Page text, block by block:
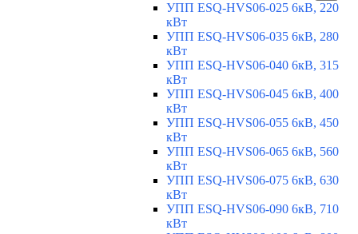
УПП ESQ-HVS06-025 6кВ, 220
кВт
УПП ESQ-HVS06-035 6кВ, 280
кВт
УПП ESQ-HVS06-040 6кВ, 315
кВт
УПП ESQ-HVS06-045 6кВ, 400
кВт
УПП ESQ-HVS06-055 6кВ, 450
кВт
УПП ESQ-HVS06-065 6кВ, 560
кВт
УПП ESQ-HVS06-075 6кВ, 630
кВт
УПП ESQ-HVS06-090 6кВ, 710
кВт